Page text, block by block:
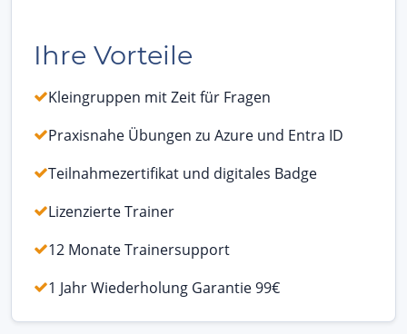
Ihre Vorteile
Kleingruppen mit Zeit für Fragen
Praxisnahe Übungen zu Azure und Entra ID
Teilnahmezertifikat und digitales Badge
Lizenzierte Trainer
12 Monate Trainersupport
1 Jahr Wiederholung Garantie 99€